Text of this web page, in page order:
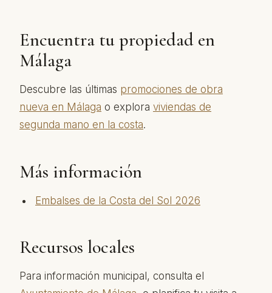
Encuentra tu propiedad en
Málaga
Descubre las últimas promociones de obra
nueva en Málaga o explora viviendas de
segunda mano en la costa.
Más información
Embalses de la Costa del Sol 2026
Recursos locales
Para información municipal, consulta el